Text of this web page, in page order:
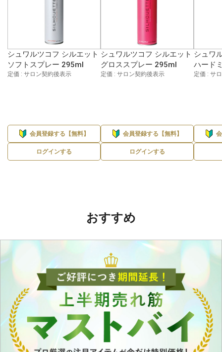
シュワルツコフ シルエット
ソフトスプレー 295ml
定価 : サロン契約後表示
会員登録する【無料】
ログインする
シュワルツコフ シルエット
グロススプレー 295ml
定価 : サロン契約後表示
会員登録する【無料】
ログインする
シュワ
ハード
定価 : サ
おすすめ